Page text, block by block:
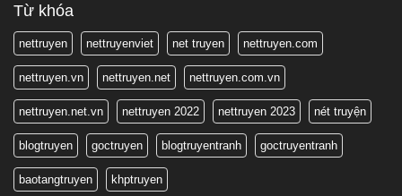
Từ khóa
nettruyen nettruyenviet net truyen nettruyen.com
nettruyen.vn nettruyen.net nettruyen.com.vn
nettruyen.net.vn nettruyen 2022 nettruyen 2023 nét truyện
blogtruyen goctruyen blogtruyentranh goctruyentranh
baotangtruyen khptruyen